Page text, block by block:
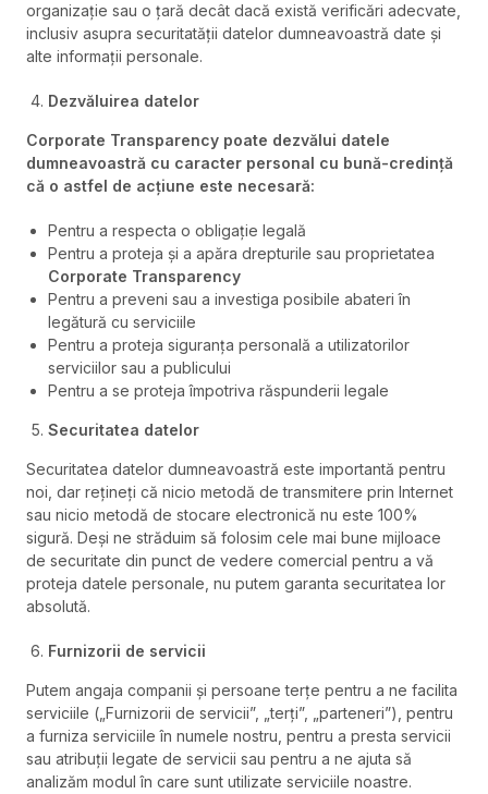
organizație sau o țară decât dacă există verificări adecvate,
inclusiv asupra securitatății datelor dumneavoastră date și
alte informații personale.
Dezvăluirea datelor
Corporate Transparency poate dezvălui datele
dumneavoastră cu caracter personal cu bună-credință
că o astfel de acțiune este necesară:
Pentru a respecta o obligație legală
Pentru a proteja și a apăra drepturile sau proprietatea
Corporate Transparency
Pentru a preveni sau a investiga posibile abateri în
legătură cu serviciile
Pentru a proteja siguranța personală a utilizatorilor
serviciilor sau a publicului
Pentru a se proteja împotriva răspunderii legale
Securitatea datelor
Securitatea datelor dumneavoastră este importantă pentru
noi, dar rețineți că nicio metodă de transmitere prin Internet
sau nicio metodă de stocare electronică nu este 100%
sigură. Deși ne străduim să folosim cele mai bune mijloace
de securitate din punct de vedere comercial pentru a vă
proteja datele personale, nu putem garanta securitatea lor
absolută.
Furnizorii de servicii
Putem angaja companii și persoane terțe pentru a ne facilita
serviciile („Furnizorii de servicii”, „terți”, „parteneri”), pentru
a furniza serviciile în numele nostru, pentru a presta servicii
sau atribuții legate de servicii sau pentru a ne ajuta să
analizăm modul în care sunt utilizate serviciile noastre.